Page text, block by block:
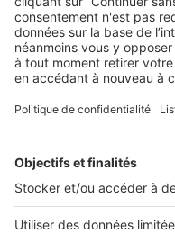
se lancer dans la